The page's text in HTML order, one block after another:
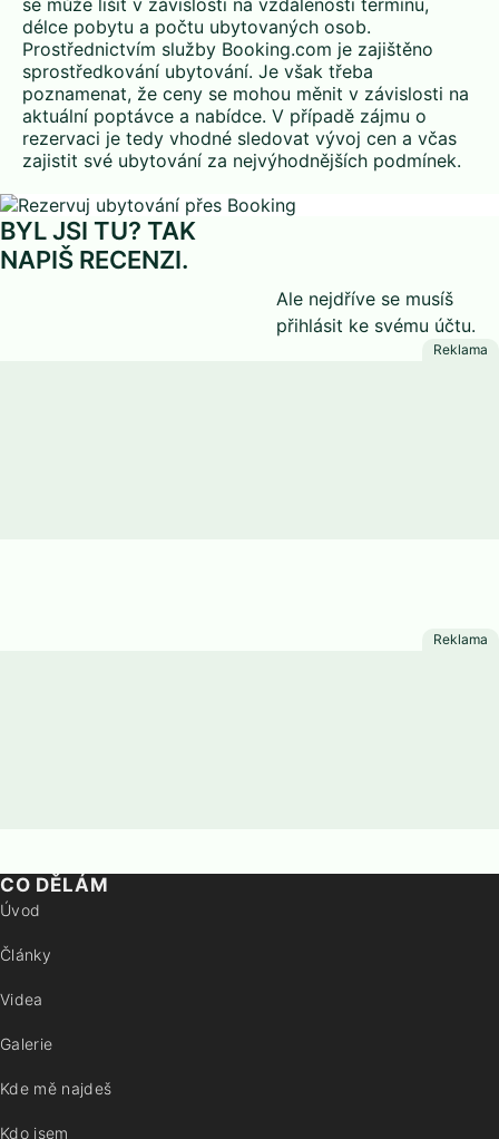
se může lišit v závislosti na vzdálenosti termínu,
délce pobytu a počtu ubytovaných osob.
Prostřednictvím služby Booking.com je zajištěno
sprostředkování ubytování. Je však třeba
poznamenat, že ceny se mohou měnit v závislosti na
aktuální poptávce a nabídce. V případě zájmu o
rezervaci je tedy vhodné sledovat vývoj cen a včas
zajistit své ubytování za nejvýhodnějších podmínek.
BYL JSI TU? TAK
NAPIŠ RECENZI.
Ale nejdříve se musíš
přihlásit ke svému účtu.
CO DĚLÁM
Úvod
Články
Videa
Galerie
Kde mě najdeš
Kdo jsem